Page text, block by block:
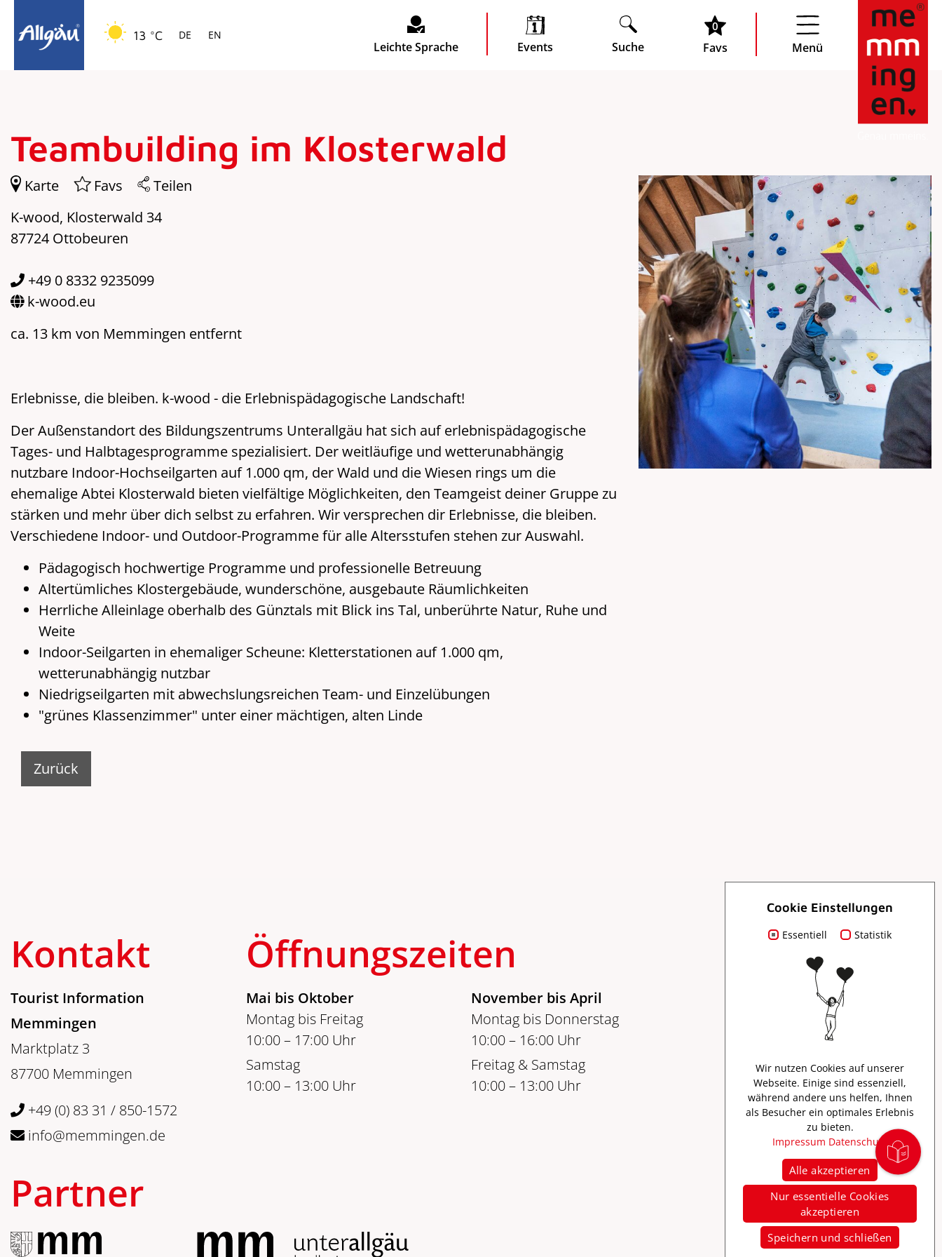
Springe zur Navigation
Springe zum Hauptinhalt
Menü
13 °C DE EN
Leichte Sprache Events Suche
0
Favs
Teambuilding im Klosterwald
Karte Favs
Teilen
K-wood, Klosterwald 34
87724 Ottobeuren
+49 0 8332 9235099
k-wood.eu
ca. 13 km von Memmingen entfernt
Erlebnisse, die bleiben. k-wood - die Erlebnispädagogische Landschaft!
Der Außenstandort des Bildungszentrums Unterallgäu hat sich auf erlebnispädagogische
Tages- und Halbtagesprogramme spezialisiert. Der weitläufige und wetterunabhängig
nutzbare Indoor-Hochseilgarten auf 1.000 qm, der Wald und die Wiesen rings um die
ehemalige Abtei Klosterwald bieten vielfältige Möglichkeiten, den Teamgeist deiner Gruppe zu
stärken und mehr über dich selbst zu erfahren. Wir versprechen dir Erlebnisse, die bleiben.
Verschiedene Indoor- und Outdoor-Programme für alle Altersstufen stehen zur Auswahl.
Pädagogisch hochwertige Programme und professionelle Betreuung
Altertümliches Klostergebäude, wunderschöne, ausgebaute Räumlichkeiten
Herrliche Alleinlage oberhalb des Günztals mit Blick ins Tal, unberührte Natur, Ruhe und
Weite
Indoor-Seilgarten in ehemaliger Scheune: Kletterstationen auf 1.000 qm,
wetterunabhängig nutzbar
Niedrigseilgarten mit abwechslungsreichen Team- und Einzelübungen
"grünes Klassenzimmer" unter einer mächtigen, alten Linde
Zurück
Kontakt
Tourist Information
Memmingen
Marktplatz 3
87700 Memmingen
+49 (0) 83 31 / 850-1572
info@memmingen.de
Öffnungszeiten
Mai bis Oktober
Montag bis Freitag
10:00 – 17:00 Uhr
Samstag
10:00 – 13:00 Uhr
November bis April
Montag bis Donnerstag
10:00 – 16:00 Uhr
Freitag & Samstag
10:00 – 13:00 Uhr
Für Dich
Prospekte
Presse
Creator Program
Partner
Cookie Einstellungen
Essentiell Statistik
Wir nutzen Cookies auf unserer
Webseite. Einige sind essenziell,
während andere uns helfen, Ihnen
als Besucher ein optimales Erlebnis
zu bieten.
Impressum Datenschutz
Alle akzeptieren
Nur essentielle Cookies
akzeptieren
Speichern und schließen